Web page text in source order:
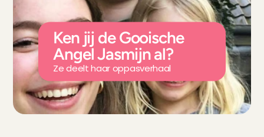
Ken jij de Gooische
Angel Jasmijn al?
Ze deelt haar oppasverhaal